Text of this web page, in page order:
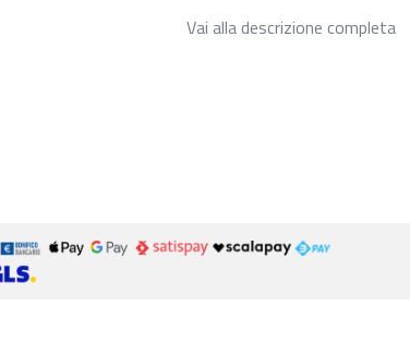
Vai alla descrizione completa